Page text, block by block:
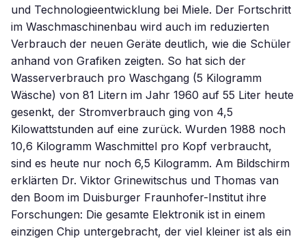
und Technologieentwicklung bei Miele. Der Fortschritt
im Waschmaschinenbau wird auch im reduzierten
Verbrauch der neuen Geräte deutlich, wie die Schüler
anhand von Grafiken zeigten. So hat sich der
Wasserverbrauch pro Waschgang (5 Kilogramm
Wäsche) von 81 Litern im Jahr 1960 auf 55 Liter heute
gesenkt, der Stromverbrauch ging von 4,5
Kilowattstunden auf eine zurück. Wurden 1988 noch
10,6 Kilogramm Waschmittel pro Kopf verbraucht,
sind es heute nur noch 6,5 Kilogramm. Am Bildschirm
erklärten Dr. Viktor Grinewitschus und Thomas van
den Boom im Duisburger Fraunhofer-Institut ihre
Forschungen: Die gesamte Elektronik ist in einem
einzigen Chip untergebracht, der viel kleiner ist als ein